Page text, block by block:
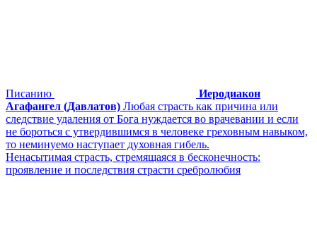
Писанию
Иеродиакон
Агафангел (Давлатов) Любая страсть как причина или
следствие удаления от Бога нуждается во врачевании и если
не бороться с утвердившимся в человеке греховным навыком,
то неминуемо наступает духовная гибель.
Ненасытимая страсть, стремящаяся в бесконечность:
проявление и последствия страсти сребролюбия